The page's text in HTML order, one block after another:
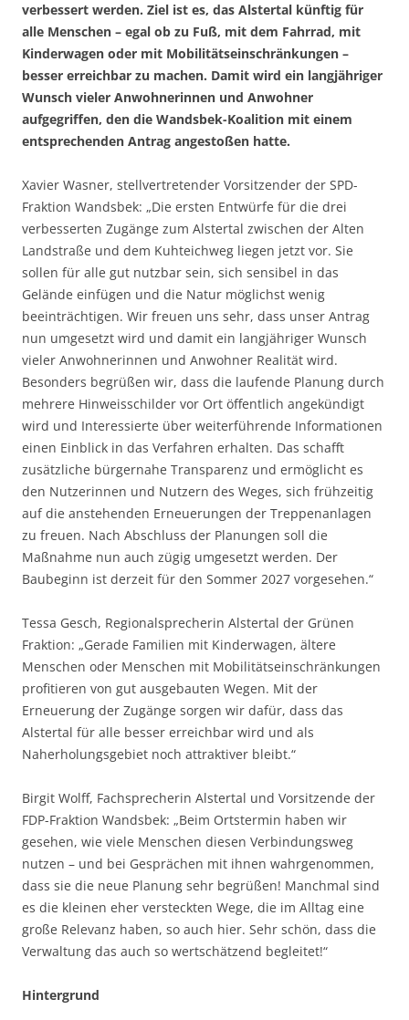
verbessert werden. Ziel ist es, das Alstertal künftig für
alle Menschen – egal ob zu Fuß, mit dem Fahrrad, mit
Kinderwagen oder mit Mobilitätseinschränkungen –
besser erreichbar zu machen. Damit wird ein langjähriger
Wunsch vieler Anwohnerinnen und Anwohner
aufgegriffen, den die Wandsbek-Koalition mit einem
entsprechenden Antrag angestoßen hatte.
Xavier Wasner, stellvertretender Vorsitzender der SPD-
Fraktion Wandsbek: „Die ersten Entwürfe für die drei
verbesserten Zugänge zum Alstertal zwischen der Alten
Landstraße und dem Kuhteichweg liegen jetzt vor. Sie
sollen für alle gut nutzbar sein, sich sensibel in das
Gelände einfügen und die Natur möglichst wenig
beeinträchtigen. Wir freuen uns sehr, dass unser Antrag
nun umgesetzt wird und damit ein langjähriger Wunsch
vieler Anwohnerinnen und Anwohner Realität wird.
Besonders begrüßen wir, dass die laufende Planung durch
mehrere Hinweisschilder vor Ort öffentlich angekündigt
wird und Interessierte über weiterführende Informationen
einen Einblick in das Verfahren erhalten. Das schafft
zusätzliche bürgernahe Transparenz und ermöglicht es
den Nutzerinnen und Nutzern des Weges, sich frühzeitig
auf die anstehenden Erneuerungen der Treppenanlagen
zu freuen. Nach Abschluss der Planungen soll die
Maßnahme nun auch zügig umgesetzt werden. Der
Baubeginn ist derzeit für den Sommer 2027 vorgesehen.“
Tessa Gesch, Regionalsprecherin Alstertal der Grünen
Fraktion: „Gerade Familien mit Kinderwagen, ältere
Menschen oder Menschen mit Mobilitätseinschränkungen
profitieren von gut ausgebauten Wegen. Mit der
Erneuerung der Zugänge sorgen wir dafür, dass das
Alstertal für alle besser erreichbar wird und als
Naherholungsgebiet noch attraktiver bleibt.“
Birgit Wolff, Fachsprecherin Alstertal und Vorsitzende der
FDP-Fraktion Wandsbek: „Beim Ortstermin haben wir
gesehen, wie viele Menschen diesen Verbindungsweg
nutzen – und bei Gesprächen mit ihnen wahrgenommen,
dass sie die neue Planung sehr begrüßen! Manchmal sind
es die kleinen eher versteckten Wege, die im Alltag eine
große Relevanz haben, so auch hier. Sehr schön, dass die
Verwaltung das auch so wertschätzend begleitet!“
Hintergrund